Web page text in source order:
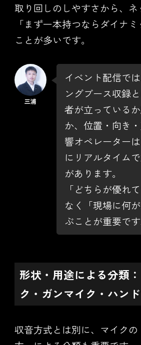
取り回しのしやすさから、
「まず一本持つならダイナ
ことが多いです。
イベント配信で
ングブース収録
者が立っている
か、位置・向き
響オペレーター
にリアルタイム
があります。
「どちらが優れ
なく「現場に何
ぶことが重要です
形状・用途による分類
ク・ガンマイク・ハン
収音方式とは別に、マイクの